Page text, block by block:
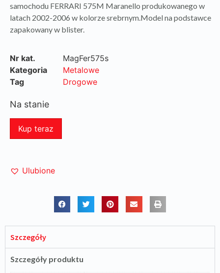
samochodu FERRARI 575M Maranello produkowanego w
latach 2002-2006 w kolorze srebrnym.Model na podstawce
zapakowany w blister.
Nr kat.
MagFer575s
Kategoria
Metalowe
Tag
Drogowe
Na stanie
Kup teraz
Ulubione
Szczegóły
Szczegóły produktu